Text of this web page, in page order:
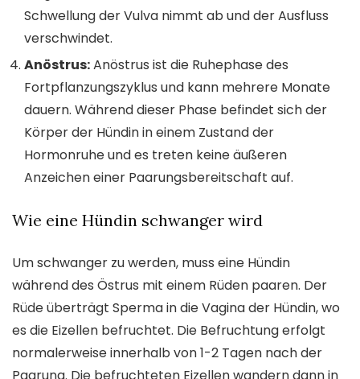
Schwellung der Vulva nimmt ab und der Ausfluss
verschwindet.
Anöstrus:Anöstrus ist die Ruhephase des
Fortpflanzungszyklus und kann mehrere Monate
dauern. Während dieser Phase befindet sich der
Körper der Hündin in einem Zustand der
Hormonruhe und es treten keine äußeren
Anzeichen einer Paarungsbereitschaft auf.
Wie eine Hündin schwanger wird
Um schwanger zu werden, muss eine Hündin
während des Östrus mit einem Rüden paaren. Der
Rüde überträgt Sperma in die Vagina der Hündin, wo
es die Eizellen befruchtet. Die Befruchtung erfolgt
normalerweise innerhalb von 1-2 Tagen nach der
Paarung. Die befruchteten Eizellen wandern dann in